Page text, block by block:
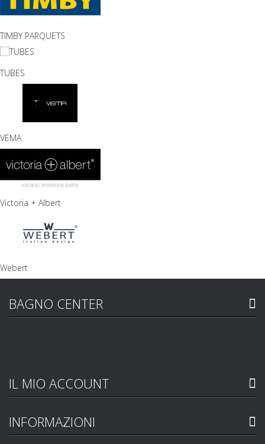
BAGNO CENTER
IL MIO ACCOUNT
INFORMAZIONI